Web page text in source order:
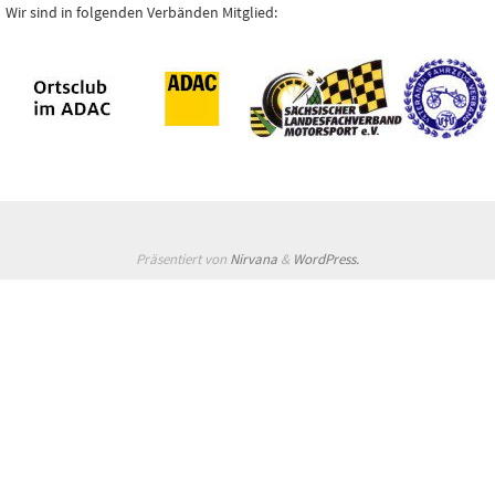
Wir sind in folgenden Verbänden Mitglied:
Präsentiert von Nirvana & WordPress.